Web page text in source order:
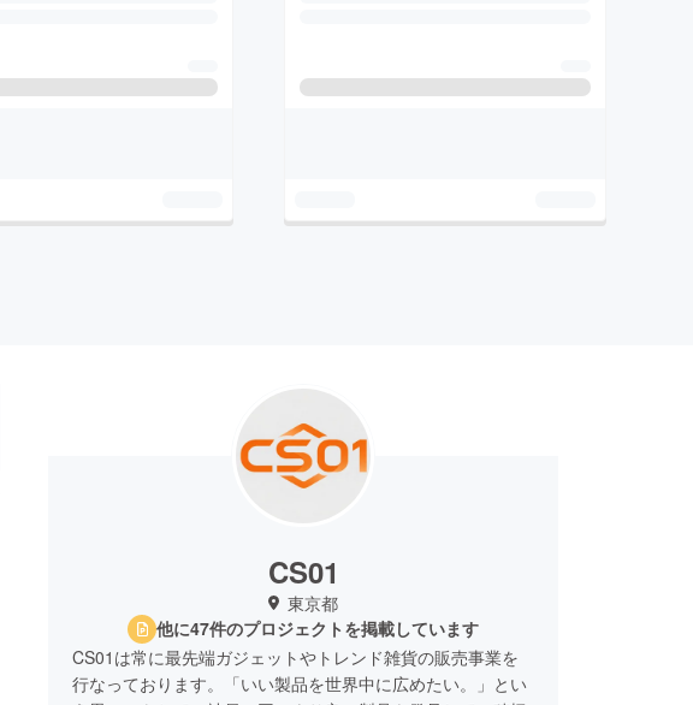
CS01
東京都
他に47件のプロジェクトを掲載しています
CS01は常に最先端ガジェットやトレンド雑貨の販売事業を
行なっております。「いい製品を世界中に広めたい。」とい